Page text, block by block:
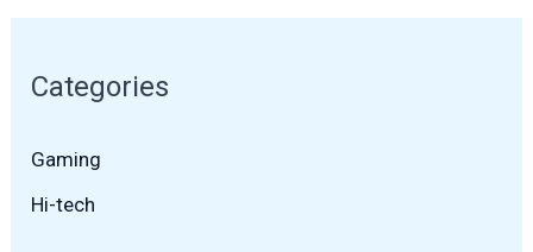
Categories
Gaming
Hi-tech